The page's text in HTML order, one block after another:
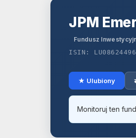
JPM
Fundusz
ISIN:
★ Ulubiony
Monitoruj ten